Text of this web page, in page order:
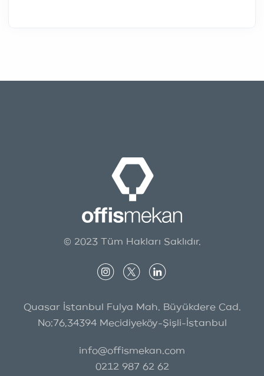
© 2023 Tüm Hakları Saklıdır.
Quasar İstanbul Fulya Mah. Büyükdere Cad.
No:76,34394 Mecidiyeköy-Şişli-İstanbul
info@offismekan.com
0212 987 62 62